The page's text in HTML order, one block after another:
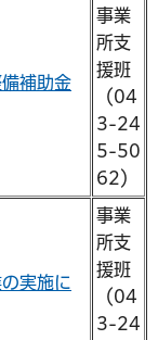
補助金
事業
所支
援班
（04
3-24
5-50
62）
実施に
事業
所支
援班
（04
3-24